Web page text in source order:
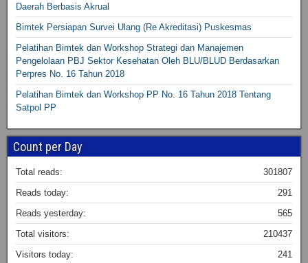
Daerah Berbasis Akrual
Bimtek Persiapan Survei Ulang (Re Akreditasi) Puskesmas
Pelatihan Bimtek dan Workshop Strategi dan Manajemen
Pengelolaan PBJ Sektor Kesehatan Oleh BLU/BLUD Berdasarkan
Perpres No. 16 Tahun 2018
Pelatihan Bimtek dan Workshop PP No. 16 Tahun 2018 Tentang
Satpol PP
Count per Day
301807
Total reads:
291
Reads today:
565
Reads yesterday:
210437
Total visitors:
241
Visitors today: